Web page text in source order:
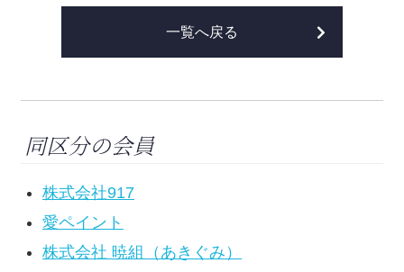
一覧へ戻る
同区分の会員
株式会社917
愛ペイント
株式会社 暁組（あきぐみ）